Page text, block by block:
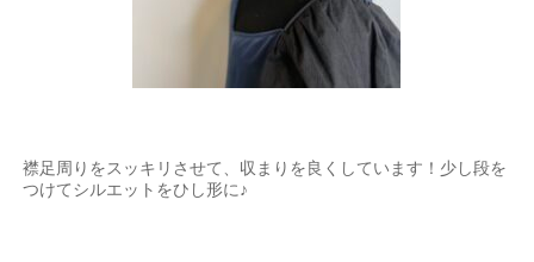
襟足周りをスッキリさせて、収まりを良くしています！少し段を
つけてシルエットをひし形に♪